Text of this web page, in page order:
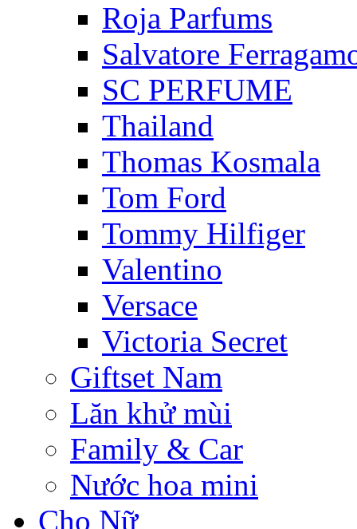
Roja Parfums
Salvatore
SC PERFUME
Thailand
Thomas Kosmala
Tom Ford
Tommy Hilfiger
Valentino
Versace
Victoria Secret
Giftset Nam
Lăn khử mùi
Family & Car
Nước hoa mini
Cho Nữ